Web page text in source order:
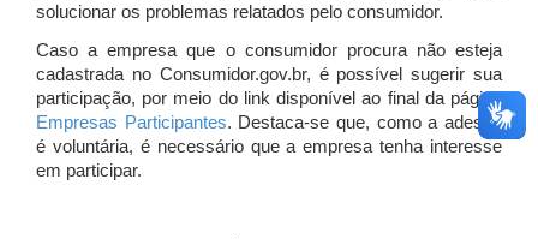
solucionar os problemas relatados pelo consumidor.
Caso a empresa que o consumidor procura não esteja
cadastrada no Consumidor.gov.br, é possível sugerir sua
participação, por meio do link disponível ao final da página
Empresas Participantes. Destaca-se que, como a adesão
é voluntária, é necessário que a empresa tenha interesse
em participar.